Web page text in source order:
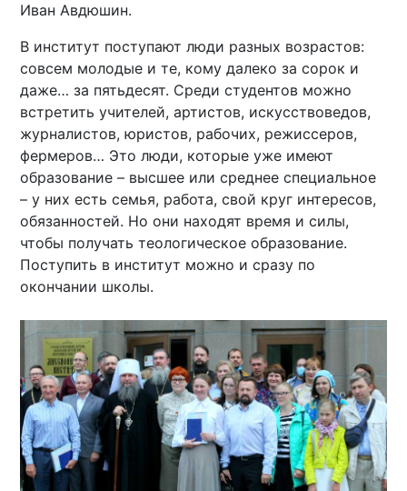
Иван Авдюшин.
В институт поступают люди разных возрастов:
совсем молодые и те, кому далеко за сорок и
даже… за пятьдесят. Среди студентов можно
встретить учителей, артистов, искусствоведов,
журналистов, юристов, рабочих, режиссеров,
фермеров… Это люди, которые уже имеют
образование – высшее или среднее специальное
– у них есть семья, работа, свой круг интересов,
обязанностей. Но они находят время и силы,
чтобы получать теологическое образование.
Поступить в институт можно и сразу по
окончании школы.